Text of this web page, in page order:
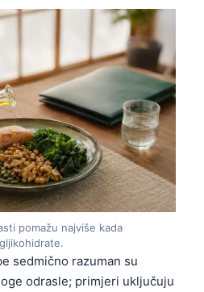
pomažu najviše kada
sedmično razuman su
odrasle; primjeri uključuju